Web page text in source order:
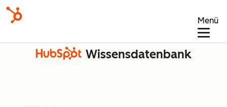
Menü
Wissensdatenbank